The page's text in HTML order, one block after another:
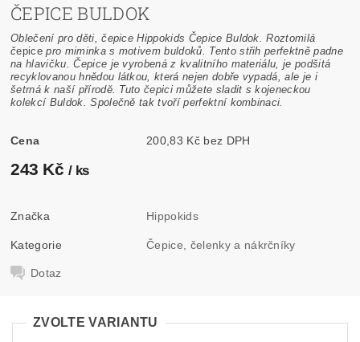
ČEPICE BULDOK
Oblečení pro děti, čepice Hippokids Čepice Buldok. Roztomilá
čepice pro miminka s motivem buldoků. Tento střih perfektně padne
na hlavičku. Čepice je vyrobená z kvalitního materiálu, je podšitá
recyklovanou hnědou látkou, která nejen dobře vypadá, ale je i
šetrná k naší přírodě. Tuto čepici můžete sladit s kojeneckou
kolekcí Buldok. Společně tak tvoří perfektní kombinaci.
Cena 200,83 Kč bez DPH
243 Kč / ks
Značka Hippokids
Kategorie Čepice, čelenky a nákrčníky
Dotaz
ZVOLTE VARIANTU